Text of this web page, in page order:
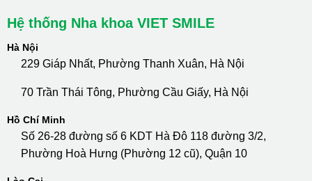
Hệ thống Nha khoa VIET SMILE
Hà Nội
229 Giáp Nhất, Phường Thanh Xuân, Hà Nội
70 Trần Thái Tông, Phường Cầu Giấy, Hà Nội
Hồ Chí Minh
Số 26-28 đường số 6 KDT Hà Đô 118 đường 3/2,
Phường Hoà Hưng (Phường 12 cũ), Quận 10